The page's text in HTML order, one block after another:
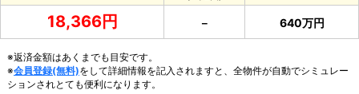
18,366円 － 640万円
※返済金額はあくまでも目安です。
※会員登録(無料)をして詳細情報を記入されますと、全物件が自動でシミュレー
ションされとても便利になります。